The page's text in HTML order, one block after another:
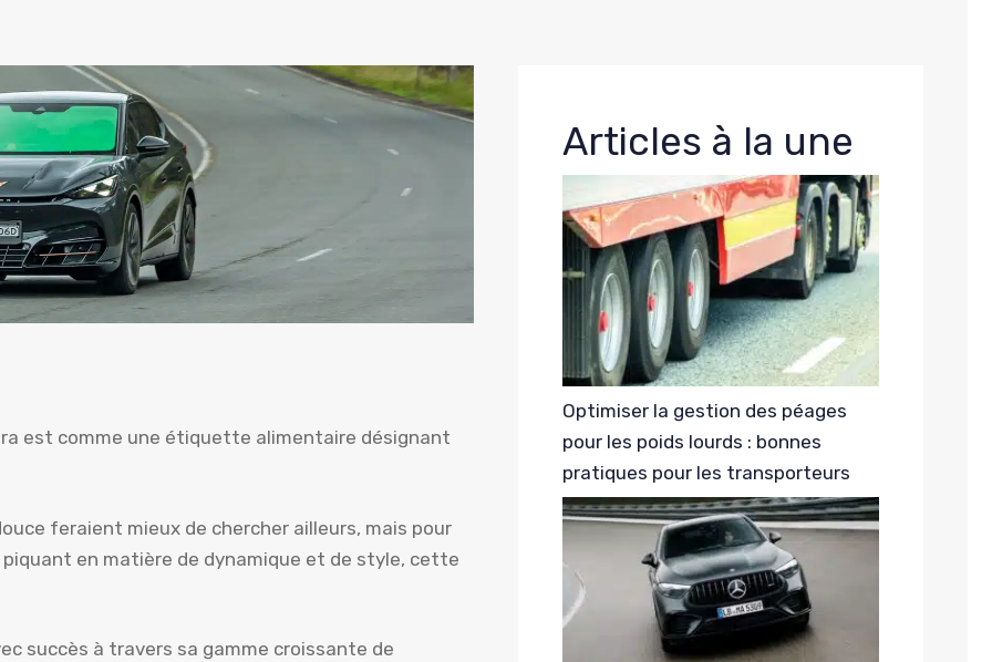
est comme une étiquette alimentaire désignant
feraient mieux de chercher ailleurs, mais pour
en matière de dynamique et de style, cette
succès à travers sa gamme croissante de
Articles à la une
Optimiser la gestion des péages
pour les poids lourds : bonnes
pratiques pour les transporteurs